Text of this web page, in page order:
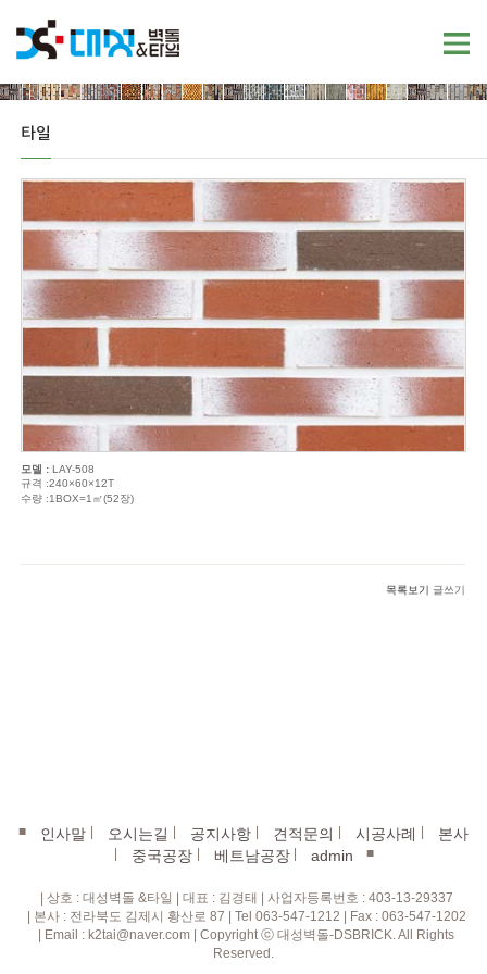
타일
모델 :LAY-508
규격 :240×60×12T
수량 :1BOX=1㎡(52장)
목록보기 글쓰기
■ 인사말 오시는길 공지사항 견적문의 시공사례 본사
중국공장 베트남공장| admin ■
| 상호 : 대성벽돌 &타일 | 대표 : 김경태 | 사업자등록번호 : 403-13-29337
| 본사 : 전라북도 김제시 황산로 87 | Tel 063-547-1212 | Fax : 063-547-1202
| Email : k2tai@naver.com | Copyright ⓒ 대성벽돌-DSBRICK. All Rights
Reserved.